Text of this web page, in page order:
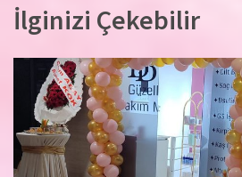
İlginizi Çekebilir